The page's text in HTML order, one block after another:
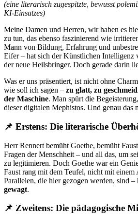
(eine literarisch zugespitzte, bewusst
KI‑Einsatzes)
Meine Damen und Herren, wir haben es
zu tun, das ebenso faszinierend wie
Mann von Bildung, Erfahrung und
Eifer – hat sich der Künstlichen Intelligenz
der neue Heilsbringer. Doch gerade darin
Was er uns präsentiert, ist nicht ohne
wie soll ich sagen – zu glatt, zu
der Maschine. Man spürt die
dieser digitalen Mephistos. Und genau das
📌 Erstens: Die literarische
Herr Rennert bemüht Goethe, bemüht
Fragen der Menschheit – und all das, um
zu legitimieren. Doch Goethe war ein
Faust rang mit dem Teufel, nicht mit
Parallelen, die hier gezogen werden, sind
gewagt.
📌 Zweitens: Die pädagogische